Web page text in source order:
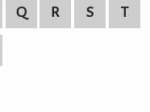
Q R S T